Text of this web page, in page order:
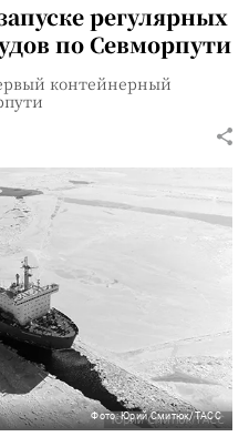
регулярных
по Севморпути
контейнерный
Фото: Юрий Смитюк/ТАСС